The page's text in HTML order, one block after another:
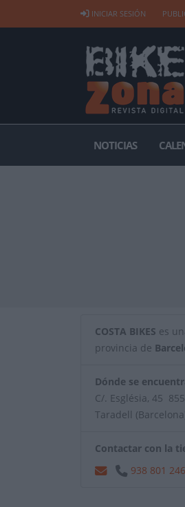
INICIAR SESIÓN
NOTICIAS
COSTA BIKES es
provincia de
Dónde se
C/. Església, 45
Taradell
Contactar con la
938 801 246